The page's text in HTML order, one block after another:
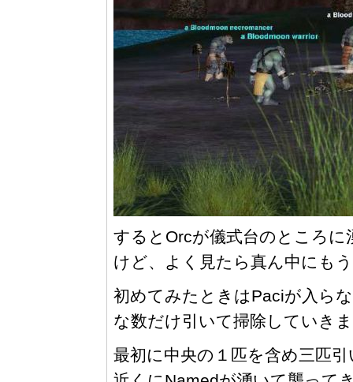
するとOrcが儀式台のところ
けど、よく見たら真ん中にも
初めてみたときはPaciが入ら
な数だけ引いて掃除していき
最初に中央の１匹を含め三匹